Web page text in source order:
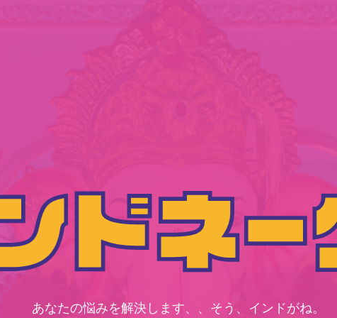
あなたの悩みを解決します、、そう、インドがね。